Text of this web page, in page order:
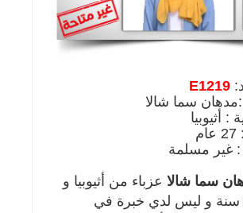
E1219
سما شالا
: أثيوبيا
: غير مسلمة
سما شالا عزباء من أثيوبيا و
عمري 27 سنة و ليس لدي خبرة في